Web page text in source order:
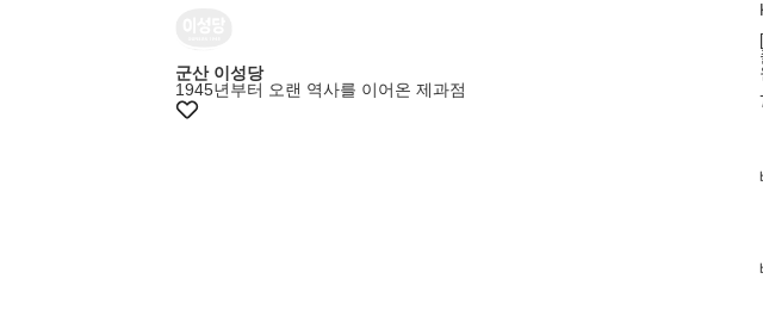
군산 이성당
1945년부터 오랜 역사를 이어온 제과점